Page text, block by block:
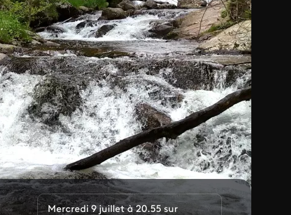
Mercredi 9 juillet à 20.55 sur